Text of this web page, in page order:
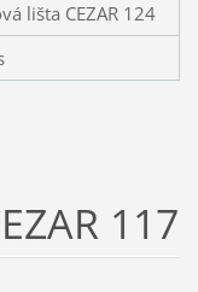
lišta CEZAR 124
117